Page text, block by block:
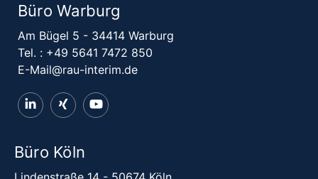
Büro Warburg
Am Bügel 5 - 34414 Warburg
Tel. : +49 5641 7472 850
E-Mail@rau-interim.de
Büro Köln